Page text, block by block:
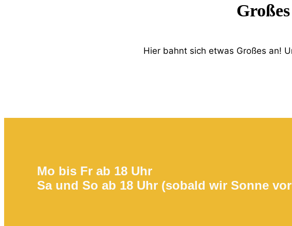
Hier bahnt sich etwas Großes an!
Mo bis Fr ab 18 Uhr
Sa und So ab 18 Uhr (sobald wir Sonne